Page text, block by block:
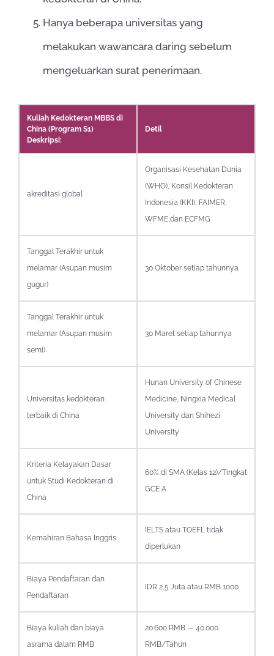
Hanya beberapa universitas yang
melakukan wawancara daring sebelum
mengeluarkan surat penerimaan.
Kuliah Kedokteran MBBS di
China (Program S1)
Deskripsi:
Detil
akreditasi global
Organisasi Kesehatan Dunia
(WHO), Konsil Kedokteran
Indonesia (KKI), FAIMER,
WFME,dan ECFMG
Tanggal Terakhir untuk
melamar (Asupan musim
gugur)
30 Oktober setiap tahunnya
Tanggal Terakhir untuk
melamar (Asupan musim
semi)
30 Maret setiap tahunnya
Universitas kedokteran
terbaik di China
Hunan University of Chinese
Medicine, Ningxia Medical
University dan Shihezi
University
Kriteria Kelayakan Dasar
untuk Studi Kedokteran di
China
60% di SMA (Kelas 12)/Tingkat
GCE A
Kemahiran Bahasa Inggris
IELTS atau TOEFL tidak
diperlukan
Biaya Pendaftaran dan
Pendaftaran
IDR 2,5 Juta atau RMB 1000
Biaya kuliah dan biaya
asrama dalam RMB
20.600 RMB — 40.000
RMB/Tahun